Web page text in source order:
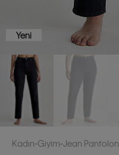
Yeni
Kadın Giyim Jean Pantolon